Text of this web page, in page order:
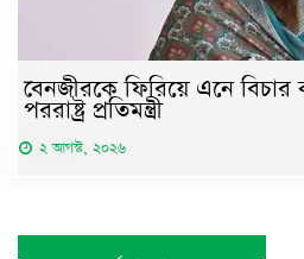
বেনজীরকে ফিরিয়ে এনে
পররাষ্ট্র প্রতিমন্ত্রী
২ আগস্ট, ২০২৬